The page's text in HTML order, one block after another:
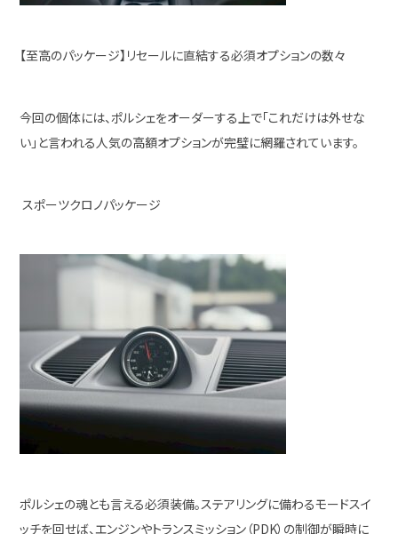
【至高のパッケージ】リセールに直結する必須オプションの数々
今回の個体には、ポルシェをオーダーする上で「これだけは外せな
い」と言われる人気の高額オプションが完璧に網羅されています。
スポーツクロノパッケージ
ポルシェの魂とも言える必須装備。ステアリングに備わるモードスイ
ッチを回せば、エンジンやトランスミッション（PDK）の制御が瞬時に